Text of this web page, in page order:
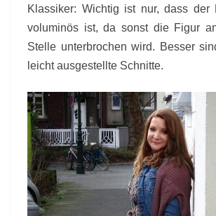
Klassiker: Wichtig ist nur, dass der
voluminös ist, da sonst die Figur
Stelle unterbrochen wird. Besser
leicht ausgestellte Schnitte.